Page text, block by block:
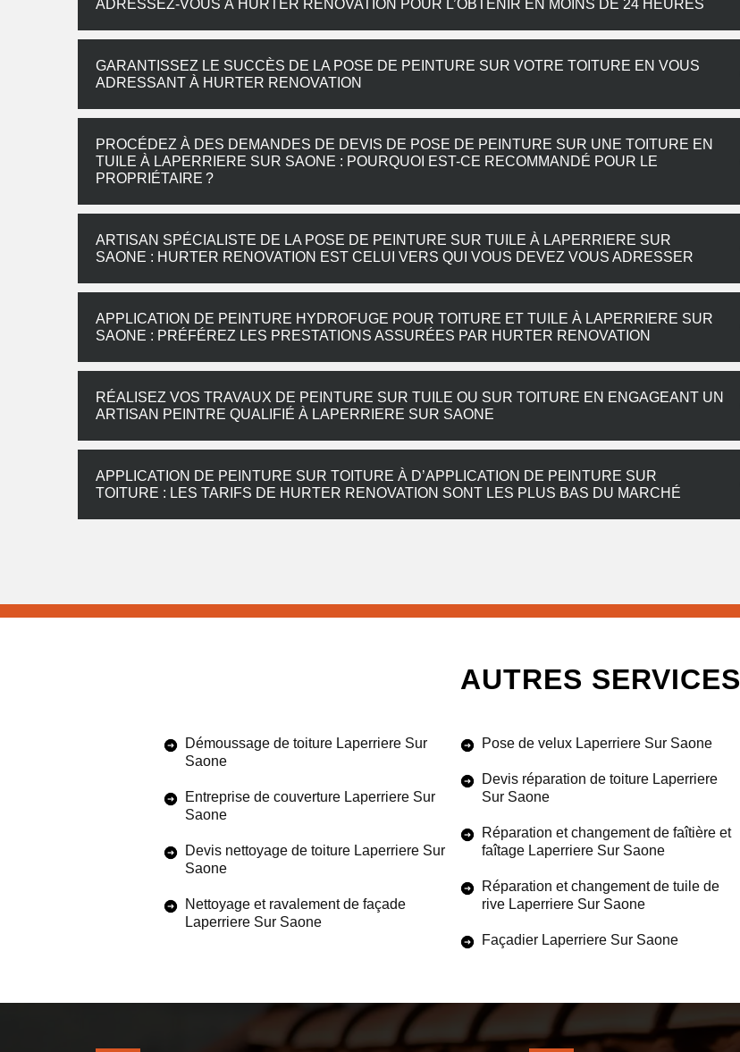
ADRESSEZ-VOUS À HURTER RENOVATION POUR L’OBTENIR EN MOINS DE 24 HEURES
GARANTISSEZ LE SUCCÈS DE LA POSE DE PEINTURE SUR VOTRE TOITURE EN VOUS
ADRESSANT À HURTER RENOVATION
PROCÉDEZ À DES DEMANDES DE DEVIS DE POSE DE PEINTURE SUR UNE TOITURE EN
TUILE À LAPERRIERE SUR SAONE : POURQUOI EST-CE RECOMMANDÉ POUR LE
PROPRIÉTAIRE ?
ARTISAN SPÉCIALISTE DE LA POSE DE PEINTURE SUR TUILE À LAPERRIERE SUR
SAONE : HURTER RENOVATION EST CELUI VERS QUI VOUS DEVEZ VOUS ADRESSER
APPLICATION DE PEINTURE HYDROFUGE POUR TOITURE ET TUILE À LAPERRIERE SUR
SAONE : PRÉFÉREZ LES PRESTATIONS ASSURÉES PAR HURTER RENOVATION
RÉALISEZ VOS TRAVAUX DE PEINTURE SUR TUILE OU SUR TOITURE EN ENGAGEANT UN
ARTISAN PEINTRE QUALIFIÉ À LAPERRIERE SUR SAONE
APPLICATION DE PEINTURE SUR TOITURE À D’APPLICATION DE PEINTURE SUR
TOITURE : LES TARIFS DE HURTER RENOVATION SONT LES PLUS BAS DU MARCHÉ
AUTRES SERVICES
Démoussage de toiture Laperriere Sur
Saone
Entreprise de couverture Laperriere Sur
Saone
Devis nettoyage de toiture Laperriere Sur
Saone
Nettoyage et ravalement de façade
Laperriere Sur Saone
Pose de velux Laperriere Sur Saone
Devis réparation de toiture Laperriere
Sur Saone
Réparation et changement de faîtière et
faîtage Laperriere Sur Saone
Réparation et changement de tuile de
rive Laperriere Sur Saone
Façadier Laperriere Sur Saone